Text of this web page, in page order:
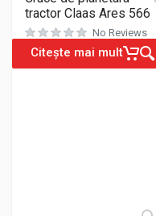
tractor Claas Ares 566
No Reviews
Citește mai mult